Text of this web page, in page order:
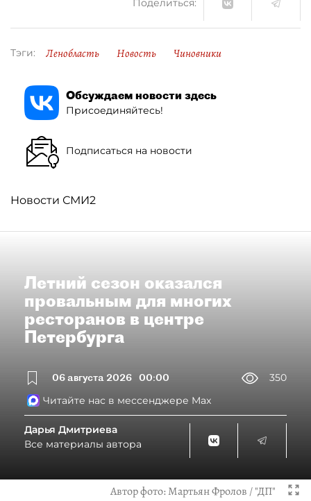
Поделиться:
Тэги: Ленобласть Новость Чиновники
Обсуждаем новости здесь
Присоединяйтесь!
Подписаться на новости
Новости СМИ2
Летний сезон оказался
провальным для многих
ресторанов в центре
Петербурга
06 августа 2026 00:00
350
Читайте нас в мессенджере Max
Дарья Дмитриева
Все материалы автора
Автор фото:Мартьян Фролов / "ДП"